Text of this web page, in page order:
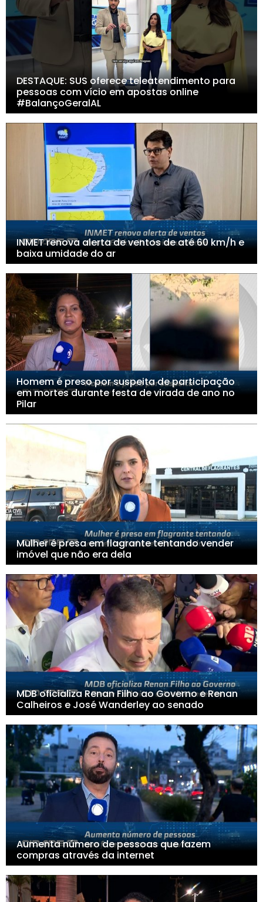
DESTAQUE: SUS oferece teleatendimento para
pessoas com vício em apostas online
#BalançoGeralAL
INMET renova alerta de ventos de até 60 km/h e
baixa umidade do ar
Homem é preso por suspeita de participação
em mortes durante festa de virada de ano no
Pilar
Mulher é presa em flagrante tentando vender
imóvel que não era dela
MDB oficializa Renan Filho ao Governo e Renan
Calheiros e José Wanderley ao senado
Aumenta número de pessoas que fazem
compras através da internet